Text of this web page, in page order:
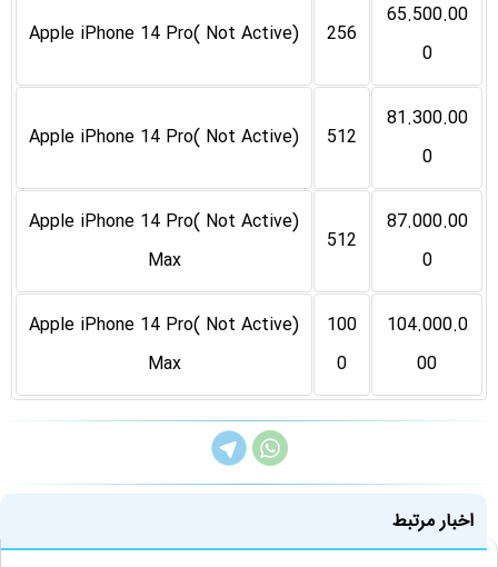
65.500.00
0
256
(Not Active )Apple iPhone 14 Pro
81.300.00
0
512
(Not Active )Apple iPhone 14 Pro
87.000.00
0
512
(Not Active )Apple iPhone 14 Pro
Max
104.000.0
00
100
0
(Not Active )Apple iPhone 14 Pro
Max
اخبار مرتبط